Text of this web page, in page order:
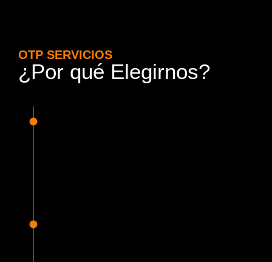
OTP SERVICIOS
¿Por qué Elegirnos?